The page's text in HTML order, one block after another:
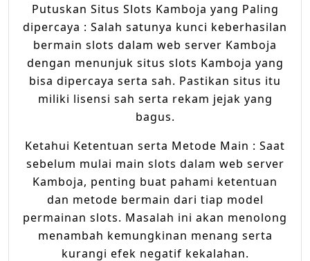
Putuskan Situs Slots Kamboja yang Paling
dipercaya : Salah satunya kunci keberhasilan
bermain slots dalam web server Kamboja
dengan menunjuk situs slots Kamboja yang
bisa dipercaya serta sah. Pastikan situs itu
miliki lisensi sah serta rekam jejak yang
bagus.
Ketahui Ketentuan serta Metode Main : Saat
sebelum mulai main slots dalam web server
Kamboja, penting buat pahami ketentuan
dan metode bermain dari tiap model
permainan slots. Masalah ini akan menolong
menambah kemungkinan menang serta
kurangi efek negatif kekalahan.